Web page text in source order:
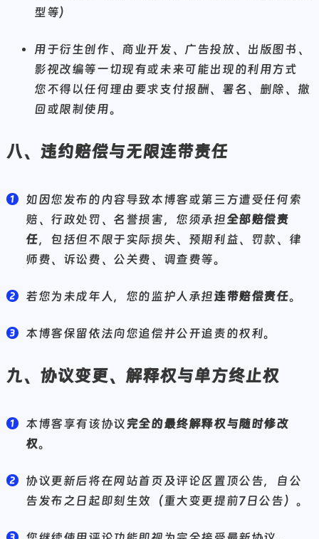
型等）
用于衍生创作、商业开发、广告投放、出版图书、
影视改编等一切现有或未来可能出现的利用方式
您不得以任何理由要求支付报酬、署名、删除、撤
回或限制使用。
八、违约赔偿与无限连带责任
如因您发布的内容导致本博客或第三方遭受任何索
赔、行政处罚、名誉损害，您须承担全部赔偿责
任，包括但不限于实际损失、预期利益、罚款、律
师费、诉讼费、公关费、调查费等。
若您为未成年人，您的监护人承担连带赔偿责任。
本博客保留依法向您追偿并公开追责的权利。
九、协议变更、解释权与单方终止权
本博客享有该协议完全的最终解释权与随时修改
权。
协议更新后将在网站首页及评论区置顶公告，自公
告发布之日起即刻生效（重大变更提前7日公告）。